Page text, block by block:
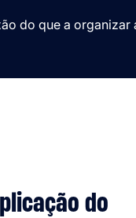
do que a
do